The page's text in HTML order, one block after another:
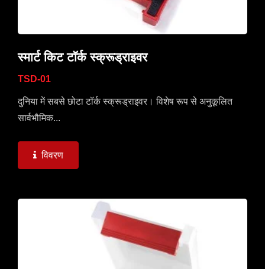
स्मार्ट किट टॉर्क स्क्रूड्राइवर
TSD-01
दुनिया में सबसे छोटा टॉर्क स्क्रूड्राइवर। विशेष रूप से अनुकूलित
सार्वभौमिक...
विवरण